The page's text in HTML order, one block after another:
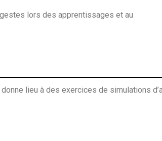
lors des apprentissages et au
lieu à des exercices de simulations